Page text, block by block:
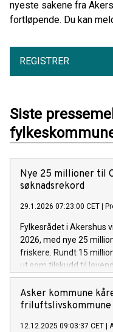
nyeste sakene fra
fortløpende. Du kan
REGISTRER
Siste
Nye 25 millioner til
søknadsrekord
29.1.2026 07:23:00 CET
Fylkesrådet i Akershus
2026, med nye 25
friskere. Rundt 15
ut som tilskudd til
Asker kommune
friluftslivskommune
12.12.2025 09:03:37 CET